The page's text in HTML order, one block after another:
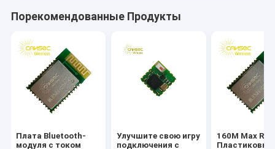
Порекомендованные Продукты
Плата Bluetooth-
модуля с током
Улучшите свою игру
подключения с
160M Max
Пластиковый